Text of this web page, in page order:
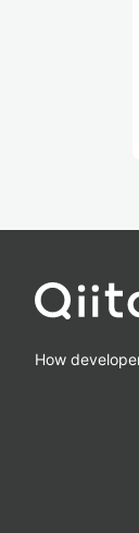
How